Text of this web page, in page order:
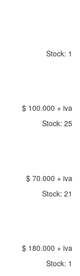
Stock: 1
$ 100.000 + iva
Stock: 25
$ 70.000 + iva
Stock: 21
$ 180.000 + iva
Stock: 1